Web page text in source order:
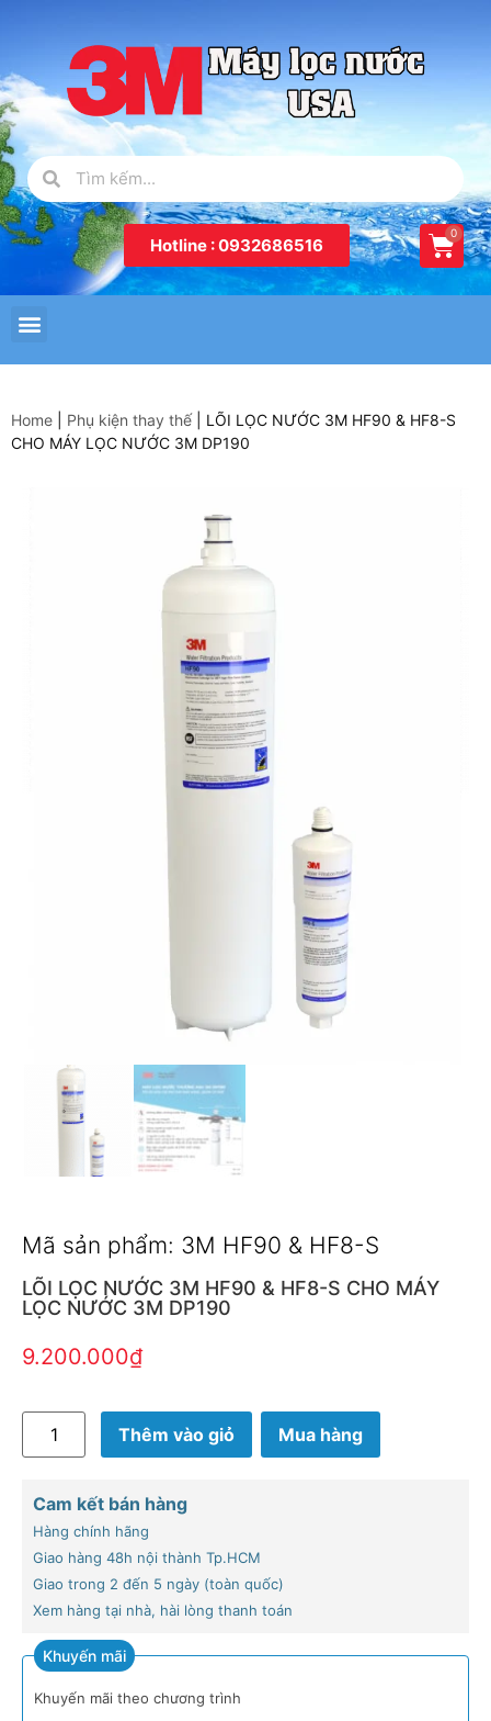
Hotline : 0932686516
Home Phụ kiện thay thế| LÕI LỌC NƯỚC 3M HF90 & HF8-S
CHO MÁY LỌC NƯỚC 3M DP190
Mã sản phẩm: 3M HF90 & HF8-S
LÕI LỌC NƯỚC 3M HF90 & HF8-S CHO MÁY
LỌC NƯỚC 3M DP190
9.200.000₫
Thêm vào giỏ Mua hàng
Cam kết bán hàng
Hàng chính hãng
Giao hàng 48h nội thành Tp.HCM
Giao trong 2 đến 5 ngày (toàn quốc)
Xem hàng tại nhà, hài lòng thanh toán
Khuyến mãi
Khuyến mãi theo chương trình